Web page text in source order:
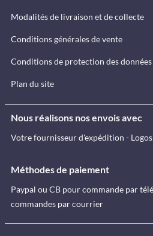
Modalités de livraison et de collecte
Conditions générales de vente
Conditions de protection des données
Plan du site
Nous réalisons nos envois avec
Votre fournisseur d'expédition - Logos
Méthodes de paiement
Paypal ou CB pour commande par
commandes par courrier